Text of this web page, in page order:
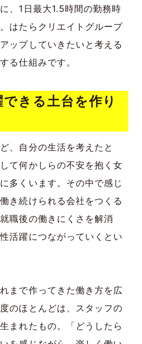
、1日最大1.5時間の勤務時
はたらクリエイトグループ
ップしていきたいと考える
る仕組みです。
きる土台を作り
、自分の生活を考えたと
て何かしらの不安を抱く女
多くいます。その中で感じ
き続けられる会社をつくる
職後の働きにくさを解消
活躍につながっていくとい
まで作ってきた働き方を広
のほとんどは、スタッフの
まれたもの。「どうしたら